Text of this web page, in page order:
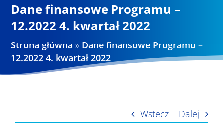
Projekty
Aktualności
Dane finansowe Programu –
12.2022 4. kwartał 2022
Strona główna » Dane finansowe Programu –
12.2022 4. kwartał 2022
Wstecz Dalej